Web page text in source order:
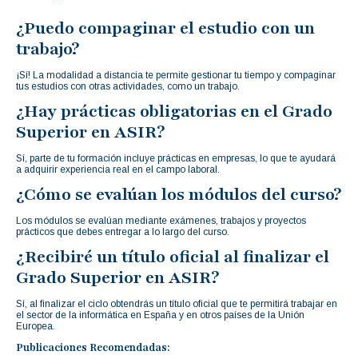
¿Puedo compaginar el estudio con un
trabajo?
¡Sí! La modalidad a distancia te permite gestionar tu tiempo y compaginar
tus estudios con otras actividades, como un trabajo.
¿Hay prácticas obligatorias en el Grado
Superior en ASIR?
Sí, parte de tu formación incluye prácticas en empresas, lo que te ayudará
a adquirir experiencia real en el campo laboral.
¿Cómo se evalúan los módulos del curso?
Los módulos se evalúan mediante exámenes, trabajos y proyectos
prácticos que debes entregar a lo largo del curso.
¿Recibiré un título oficial al finalizar el
Grado Superior en ASIR?
Sí, al finalizar el ciclo obtendrás un título oficial que te permitirá trabajar en
el sector de la informática en España y en otros países de la Unión
Europea.
Publicaciones Recomendadas: